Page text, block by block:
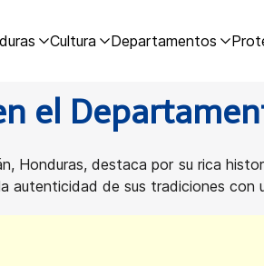
Cultura Departamentos
el
Honduras, destaca por su rica
autenticidad de sus tradiciones